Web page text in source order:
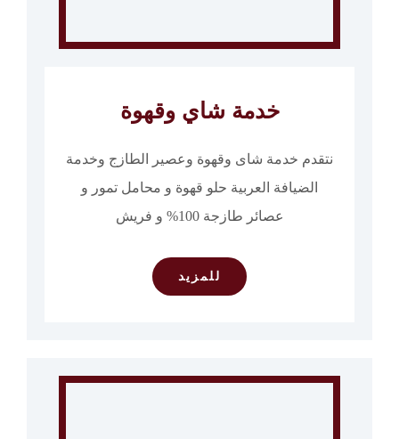
خدمة شاي وقهوة
نتقدم خدمة شاى وقهوة وعصير الطازج وخدمة
الضيافة العربية حلو قهوة و محامل تمور و
عصائر طازجة 100% و فريش
للمزيد